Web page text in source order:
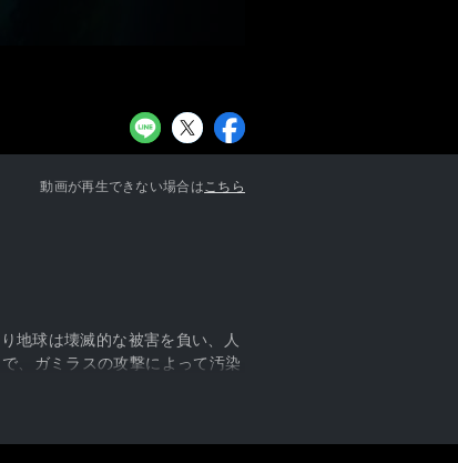
動画が再生できない場合はこちら
地球は壊滅的な被害を負い、人
、ガミラスの攻撃によって汚染